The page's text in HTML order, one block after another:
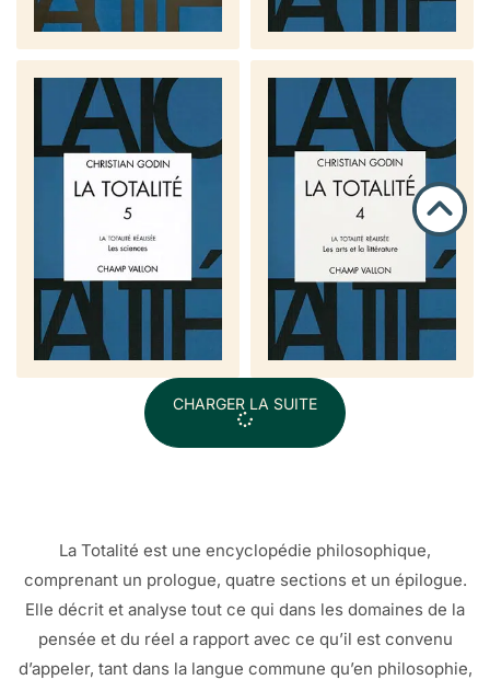
La Totalité est une encyclopédie philosophique,
comprenant un prologue, quatre sections et un épilogue.
Elle décrit et analyse tout ce qui dans les domaines de la
pensée et du réel a rapport avec ce qu’il est convenu
d’appeler, tant dans la langue commune qu’en philosophie,
CHARGER LA SUITE